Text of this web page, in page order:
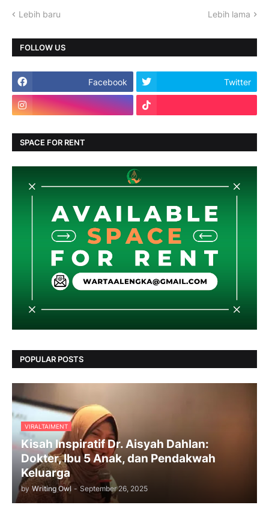
Lebih baru Lebih lama
FOLLOW US
Facebook Twitter
SPACE FOR RENT
POPULAR POSTS
VIRALTAIMENT
Kisah Inspiratif Dr. Aisyah Dahlan:
Dokter, Ibu 5 Anak, dan Pendakwah
Keluarga
by Writing Owl - September 26, 2025